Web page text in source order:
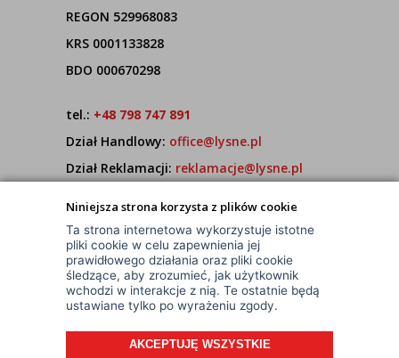
Niniejsza strona korzysta z plików cookie
Ta strona internetowa wykorzystuje istotne
pliki cookie w celu zapewnienia jej
prawidłowego działania oraz pliki cookie
śledzące, aby zrozumieć, jak użytkownik
wchodzi w interakcje z nią. Te ostatnie będą
ustawiane tylko po wyrażeniu zgody.
AKCEPTUJĘ WSZYSTKIE
REGON 529968083
KRS 0001133828
BDO 000670298
tel.: +48 798 747 891
Dział Handlowy: office@lysne.pl
Dział Reklamacji: reklamacje@lysne.pl
7:00 - 15:00
© Wszelkie Prawa Zastrzeżone